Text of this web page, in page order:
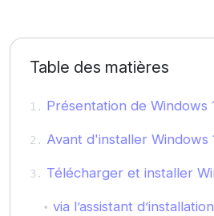
Table des matières
Présentation de Windows
Avant d'installer Windows
Télécharger et installer
via l’assistant d’installation